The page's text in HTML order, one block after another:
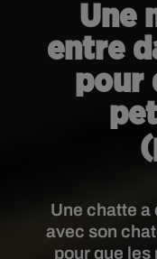
Une
entre
pour
Une chatte a
avec son
pour que